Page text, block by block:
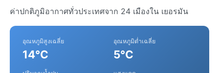
ค่าปกติภูมิอากาศทั่วประเทศจาก 24 เมืองใน เยอรมัน
อุณหภูมิสูงเฉลี่ย
14°C
อุณหภูมิต่ำเฉลี่ย
5°C